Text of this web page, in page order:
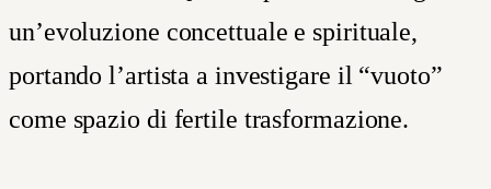
un’evoluzione concettuale e spirituale,
portando l’artista a investigare il “vuoto”
come spazio di fertile trasformazione.